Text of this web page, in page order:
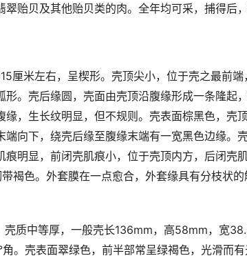
贻贝及其他贻贝类的肉。全年均可采，捕得后
厘米左右，呈楔形。壳顶尖小，位于壳之最前
形。壳后缘圆，壳面由壳顶沿腹缘形成一条隆起
，生长纹明显，但不规则。壳表面棕黑色，壳
端向下，绕壳后缘至腹缘末端有一宽黑色边缘。
痕明显，前闭壳肌痕小，位于壳顶内方，后闭壳
褐色。外套膜在一点愈合，外套缘具有分枝状
壳质中等厚，一般壳长136mm，高58mm，宽
。壳表面翠绿色，前半部常呈绿褐色，光滑而